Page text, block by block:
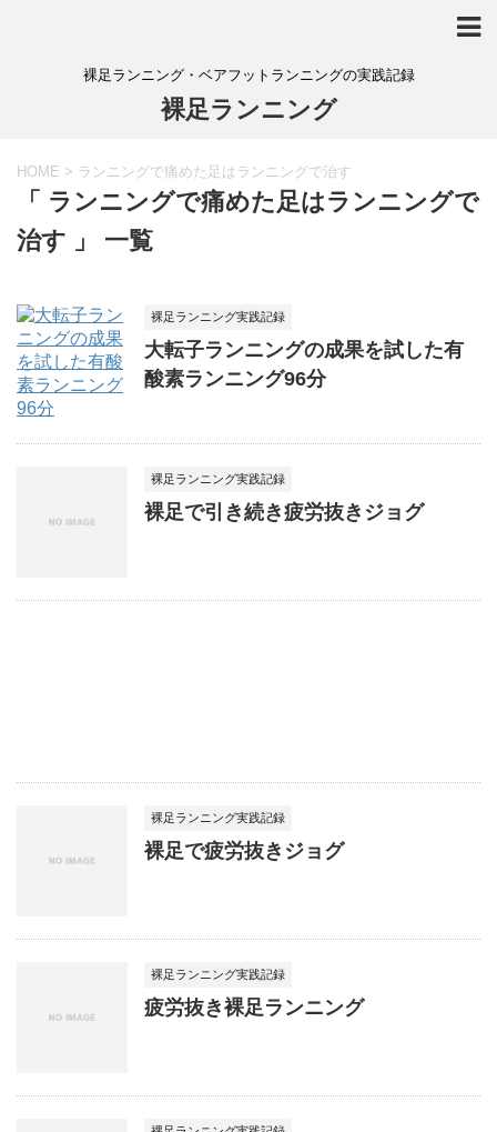
裸足ランニング・ベアフットランニングの実践記録
裸足ランニング
HOME > ランニングで痛めた足はランニングで治す
「 ランニングで痛めた足はランニングで
治す 」 一覧
裸足ランニング実践記録
大転子ランニングの成果を試した有
酸素ランニング96分
裸足ランニング実践記録
裸足で引き続き疲労抜きジョグ
裸足ランニング実践記録
裸足で疲労抜きジョグ
裸足ランニング実践記録
疲労抜き裸足ランニング